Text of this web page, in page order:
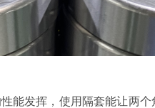
能发挥，使用隔套能让两个